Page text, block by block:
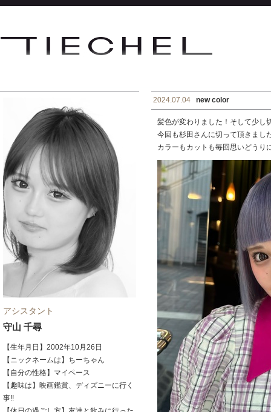
アシスタント
守山 千尋
【生年月日】2002年10月26日
【ニックネームは】ちーちゃん
【自分の性格】マイペース
【趣味は】映画鑑賞、ディズニーに行く
事!!
2024.07.04 new color
髪色が変わりました！そして少し
今回も杉田さんに切って頂きまし
カラーもカットも毎回思いどうり